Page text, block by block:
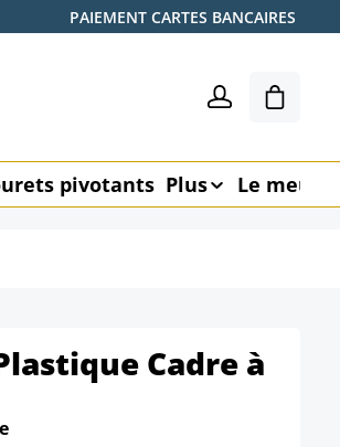
PAIEMENT CARTES BANCAIRES
Le
pivotants Plus Le
Cadre à